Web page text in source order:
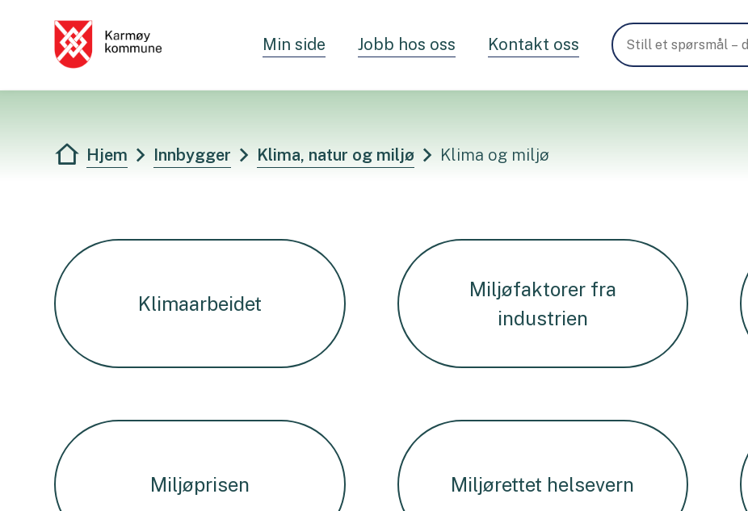
Min side Jobb hos oss Kontakt oss
Du er her:
Hjem Innbygger Klima, natur og miljø Klima og miljø
Klimaarbeidet
Miljøfaktorer fra
industrien
Miljøprisen Miljørettet helsevern